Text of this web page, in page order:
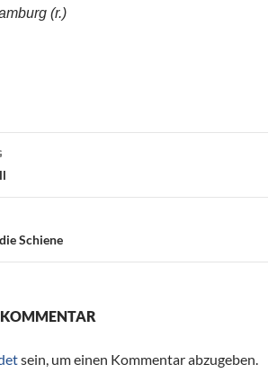
(r.)
Schiene
sein, um einen Kommentar abzugeben.